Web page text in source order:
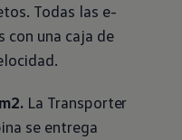
Todas las e-
con una caja de
La Transporter
se entrega